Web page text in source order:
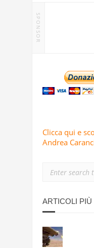
SPONSOR
Clicca qui e
Andrea
ARTICOLI PIÙ